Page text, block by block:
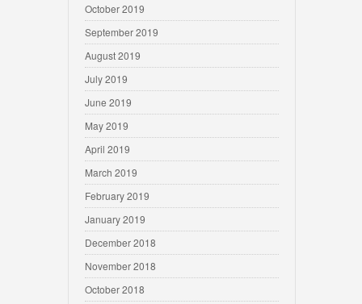
October 2019
September 2019
August 2019
July 2019
June 2019
May 2019
April 2019
March 2019
February 2019
January 2019
December 2018
November 2018
October 2018